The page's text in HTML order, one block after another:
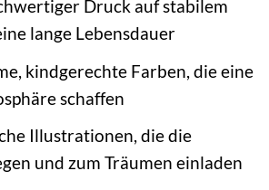
Druck auf stabilem
lange Lebensdauer
kindgerechte Farben, die eine
schaffen
Illustrationen, die die
und zum Träumen einladen